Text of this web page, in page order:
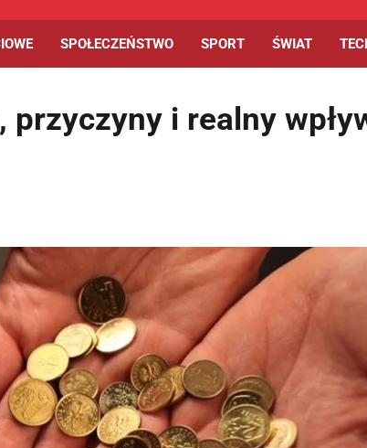
SPOŁECZEŃSTWO SPORT ŚWIAT
i realny